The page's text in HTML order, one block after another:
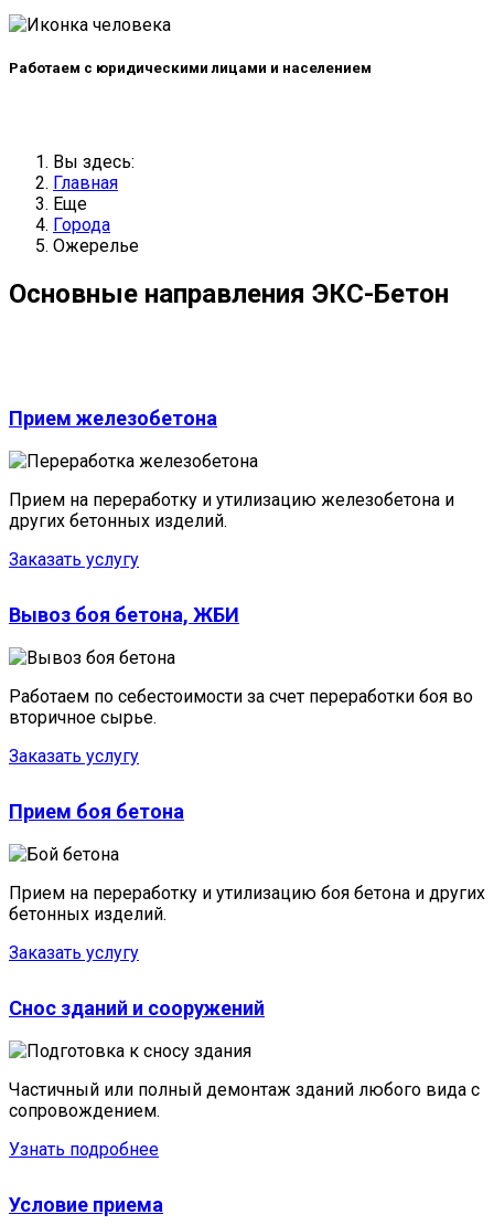
Работаем с юридическими лицами и населением
Вы здесь:
Главная
Еще
Города
Ожерелье
Основные направления ЭКС-Бетон
Прием железобетона
Прием на переработку и утилизацию железобетона и
других бетонных изделий.
Заказать услугу
Вывоз боя бетона, ЖБИ
Работаем по себестоимости за счет переработки боя во
вторичное сырье.
Заказать услугу
Прием боя бетона
Прием на переработку и утилизацию боя бетона и других
бетонных изделий.
Заказать услугу
Снос зданий и сооружений
Частичный или полный демонтаж зданий любого вида с
сопровождением.
Узнать подробнее
Условие приема